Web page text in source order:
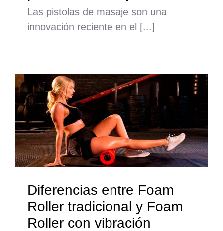
Las pistolas de masaje son una
innovación reciente en el [...]
Diferencias entre Foam
Roller tradicional y Foam
Roller con vibración